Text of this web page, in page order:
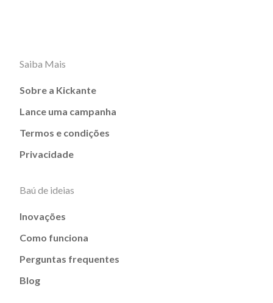
Saiba Mais
Sobre a Kickante
Lance uma campanha
Termos e condições
Privacidade
Baú de ideias
Inovações
Como funciona
Perguntas frequentes
Blog